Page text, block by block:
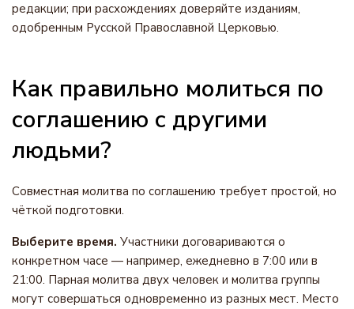
редакции; при расхождениях доверяйте изданиям,
одобренным Русской Православной Церковью.
Как правильно молиться по
соглашению с другими
людьми?
Совместная молитва по соглашению требует простой, но
чёткой подготовки.
Выберите время. Участники договариваются о
конкретном часе — например, ежедневно в 7:00 или в
21:00. Парная молитва двух человек и молитва группы
могут совершаться одновременно из разных мест. Место